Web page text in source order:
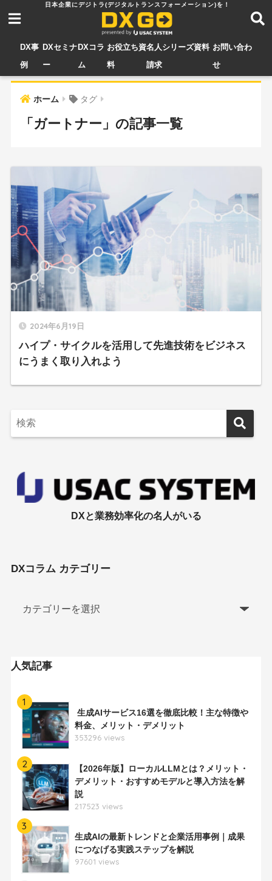
DX事
例
DXセミナ
ー
DXコラ
ム
お役立ち資
料
名人シリーズ資料
請求
お問い合わ
せ
ホーム タグ
「ガートナー」の記事一覧
2024年6月19日
ハイプ・サイクルを活用して先進技術をビジネス
にうまく取り入れよう
DXと業務効率化の名人がいる
DXコラム カテゴリー
人気記事
1
生成AIサービス16選を徹底比較！主な特徴や
料金、メリット・デメリット
353296 views
2
【2026年版】ローカルLLMとは？メリット・
デメリット・おすすめモデルと導入方法を解
説
217523 views
3
生成AIの最新トレンドと企業活用事例｜成果
につなげる実践ステップを解説
97601 views